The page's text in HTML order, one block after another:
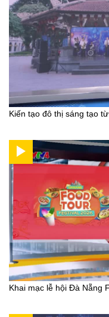
Kiến tạo đô thị sáng tạo
Khai mạc lễ hội Đà Nẵng